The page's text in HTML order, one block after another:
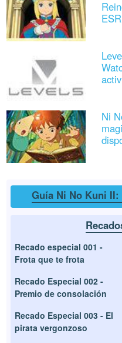
Ni
Guía Ni No Kuni
Recado especial 001 -
Frota que te frota
Recado Especial 002 -
Premio de consolación
Recado Especial 003 - El
pirata vergonzoso